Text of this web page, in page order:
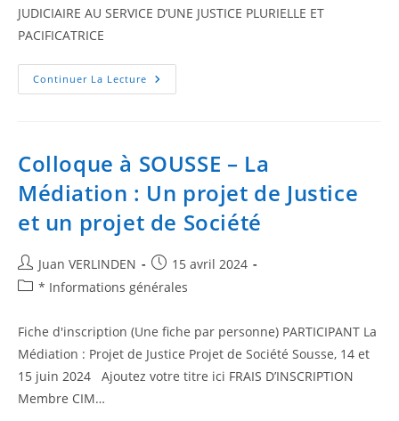
JUDICIAIRE AU SERVICE D’UNE JUSTICE PLURIELLE ET
PACIFICATRICE
Continuer La Lecture
Colloque à SOUSSE – La
Médiation : Un projet de Justice
et un projet de Société
Juan VERLINDEN
15 avril 2024
* Informations générales
Fiche d'inscription (Une fiche par personne) PARTICIPANT La
Médiation : Projet de Justice Projet de Société Sousse, 14 et
15 juin 2024 Ajoutez votre titre ici FRAIS D’INSCRIPTION
Membre CIM…